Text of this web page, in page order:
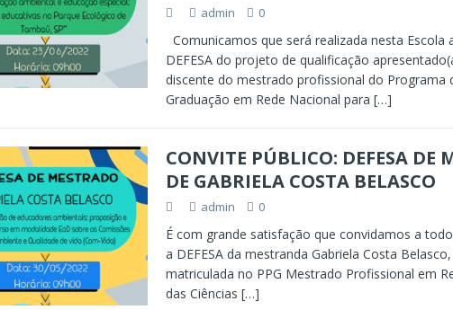
admin 0
Comunicamos que será realizada nesta Escola
DEFESA do projeto de qualificação
discente do mestrado profissional do Programa
Graduação em Rede Nacional para […]
CONVITE PÚBLICO: DEFESA DE
DE GABRIELA COSTA BELASCO
admin 0
É com grande satisfação que convidamos a
a DEFESA da mestranda Gabriela Costa
matriculada no PPG Mestrado Profissional em
das Ciências […]